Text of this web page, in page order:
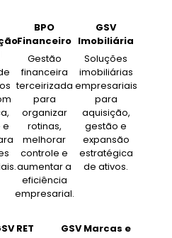
e
BPO
Financeiro
Gestão
financeira
terceirizada
para
organizar
rotinas,
melhorar
controle e
aumentar a
eficiência
empresarial.
GSV
Imobiliária
Soluções
imobiliárias
empresariais
para
aquisição,
gestão e
expansão
estratégica
de ativos.
RET
GSV Marcas e